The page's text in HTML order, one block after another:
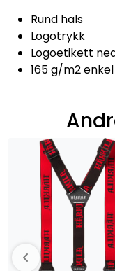
Rund hals
Logotrykk
Logoetikett
165 g/m2